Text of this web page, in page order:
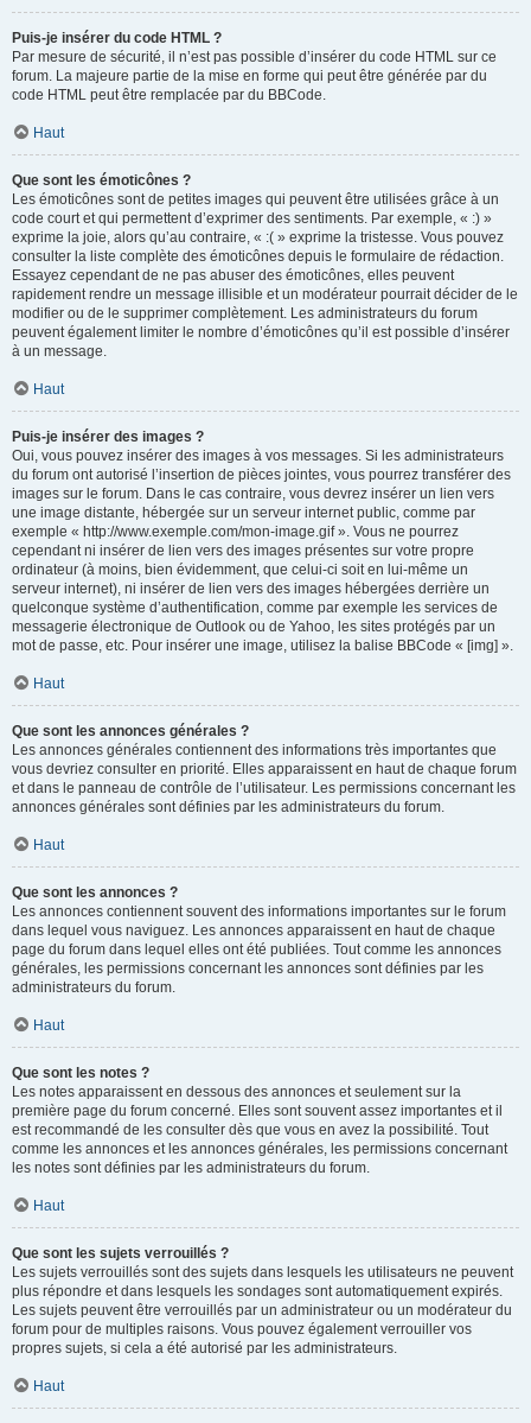
Puis-je insérer du code HTML ?
Par mesure de sécurité, il n’est pas possible d’insérer du code HTML sur ce
forum. La majeure partie de la mise en forme qui peut être générée par du
code HTML peut être remplacée par du BBCode.
Haut
Que sont les émoticônes ?
Les émoticônes sont de petites images qui peuvent être utilisées grâce à un
code court et qui permettent d’exprimer des sentiments. Par exemple, « :) »
exprime la joie, alors qu’au contraire, « :( » exprime la tristesse. Vous pouvez
consulter la liste complète des émoticônes depuis le formulaire de rédaction.
Essayez cependant de ne pas abuser des émoticônes, elles peuvent
rapidement rendre un message illisible et un modérateur pourrait décider de le
modifier ou de le supprimer complètement. Les administrateurs du forum
peuvent également limiter le nombre d’émoticônes qu’il est possible d’insérer
à un message.
Haut
Puis-je insérer des images ?
Oui, vous pouvez insérer des images à vos messages. Si les administrateurs
du forum ont autorisé l’insertion de pièces jointes, vous pourrez transférer des
images sur le forum. Dans le cas contraire, vous devrez insérer un lien vers
une image distante, hébergée sur un serveur internet public, comme par
exemple « http://www.exemple.com/mon-image.gif ». Vous ne pourrez
cependant ni insérer de lien vers des images présentes sur votre propre
ordinateur (à moins, bien évidemment, que celui-ci soit en lui-même un
serveur internet), ni insérer de lien vers des images hébergées derrière un
quelconque système d’authentification, comme par exemple les services de
messagerie électronique de Outlook ou de Yahoo, les sites protégés par un
mot de passe, etc. Pour insérer une image, utilisez la balise BBCode « [img] ».
Haut
Que sont les annonces générales ?
Les annonces générales contiennent des informations très importantes que
vous devriez consulter en priorité. Elles apparaissent en haut de chaque forum
et dans le panneau de contrôle de l’utilisateur. Les permissions concernant les
annonces générales sont définies par les administrateurs du forum.
Haut
Que sont les annonces ?
Les annonces contiennent souvent des informations importantes sur le forum
dans lequel vous naviguez. Les annonces apparaissent en haut de chaque
page du forum dans lequel elles ont été publiées. Tout comme les annonces
générales, les permissions concernant les annonces sont définies par les
administrateurs du forum.
Haut
Que sont les notes ?
Les notes apparaissent en dessous des annonces et seulement sur la
première page du forum concerné. Elles sont souvent assez importantes et il
est recommandé de les consulter dès que vous en avez la possibilité. Tout
comme les annonces et les annonces générales, les permissions concernant
les notes sont définies par les administrateurs du forum.
Haut
Que sont les sujets verrouillés ?
Les sujets verrouillés sont des sujets dans lesquels les utilisateurs ne peuvent
plus répondre et dans lesquels les sondages sont automatiquement expirés.
Les sujets peuvent être verrouillés par un administrateur ou un modérateur du
forum pour de multiples raisons. Vous pouvez également verrouiller vos
propres sujets, si cela a été autorisé par les administrateurs.
Haut